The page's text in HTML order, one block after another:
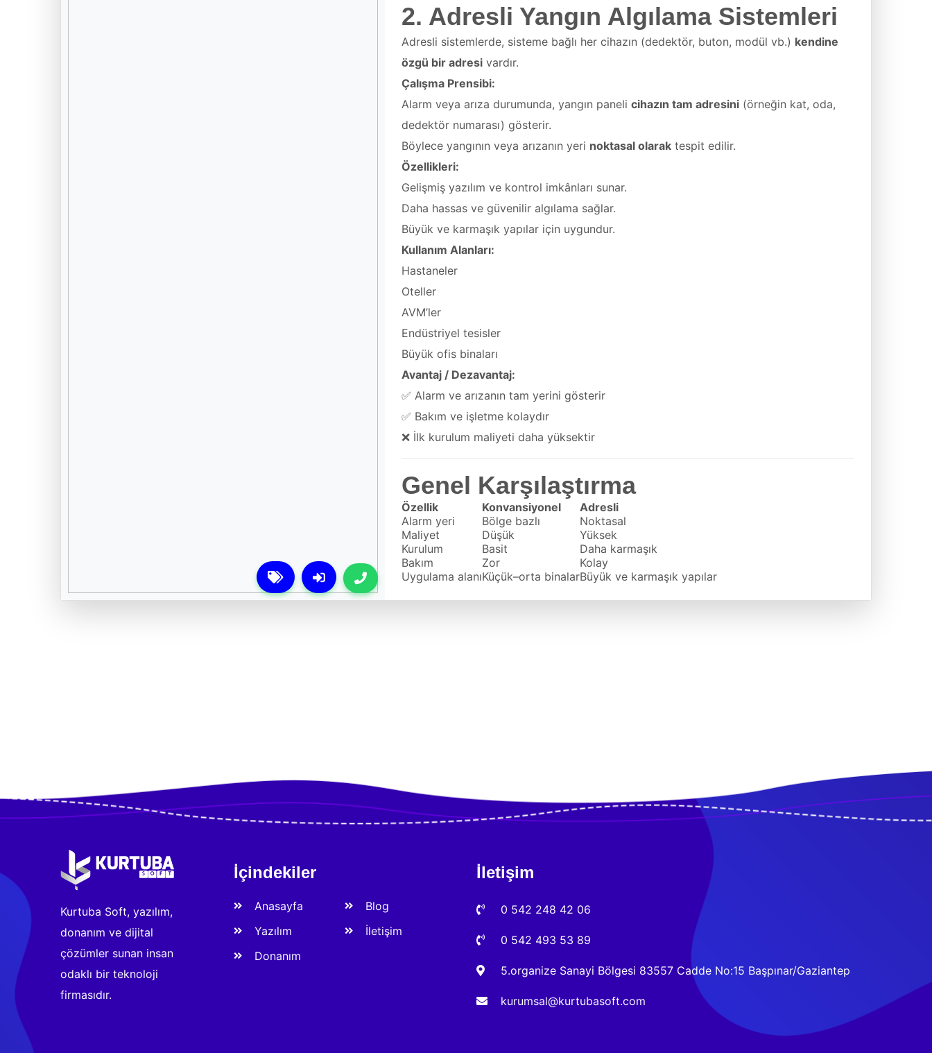
2. Adresli Yangın Algılama Sistemleri
Adresli sistemlerde, sisteme bağlı her cihazın (dedektör, buton, modül vb.) kendine
özgü bir adresi vardır.
Çalışma Prensibi:
Alarm veya arıza durumunda, yangın panelicihazın tam adresini (örneğin kat, oda,
dedektör numarası) gösterir.
Böylece yangının veya arızanın yeri noktasal olarak tespit edilir.
Özellikleri:
Gelişmiş yazılım ve kontrol imkânları sunar.
Daha hassas ve güvenilir algılama sağlar.
Büyük ve karmaşık yapılar için uygundur.
Kullanım Alanları:
Hastaneler
Oteller
AVM’ler
Endüstriyel tesisler
Büyük ofis binaları
Avantaj / Dezavantaj:
✅ Alarm ve arızanın tam yerini gösterir
✅ Bakım ve işletme kolaydır
❌ İlk kurulum maliyeti daha yüksektir
Genel Karşılaştırma
Özellik Konvansiyonel
Adresli
Alarm yeri
Bölge bazlı
Noktasal
Maliyet
Düşük
Yüksek
Kurulum
Basit
Daha karmaşık
Bakım
Zor
Kolay
Uygulama alanıKüçük–orta binalarBüyük ve karmaşık yapılar
Kurtuba Soft, yazılım,
donanım ve dijital
çözümler sunan insan
odaklı bir teknoloji
firmasıdır.
İçindekiler
Anasayfa
Yazılım
Donanım
Blog
İletişim
İletişim
0 542 248 42 06
0 542 493 53 89
5.organize Sanayi Bölgesi 83557 Cadde No:15 Başpınar/Gaziantep
kurumsal@kurtubasoft.com